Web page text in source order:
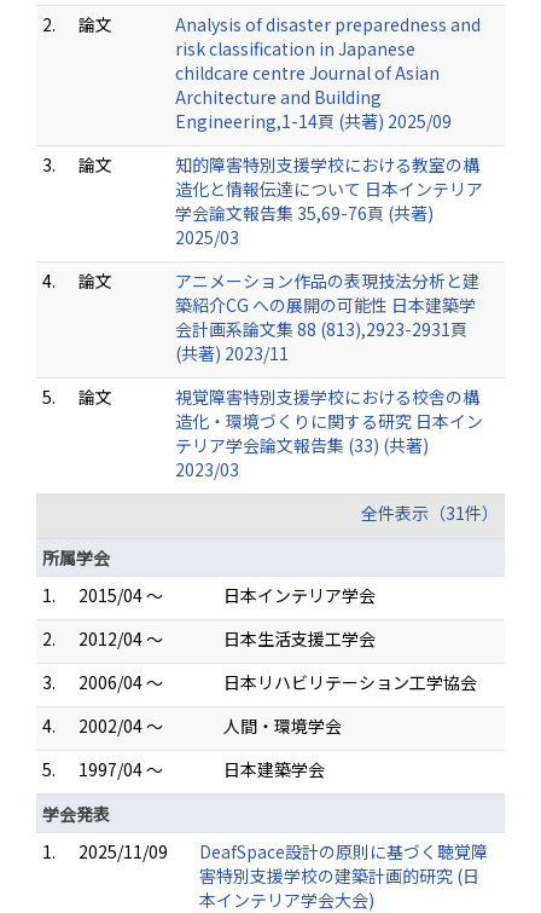
2.
論文
Analysis of disaster preparedness and
risk classification in Japanese
childcare centre Journal of Asian
Architecture and Building
Engineering,1-14頁 (共著) 2025/09
3.
論文
知的障害特別支援学校における教室の構
造化と情報伝達について 日本インテリア
学会論文報告集 35,69-76頁 (共著)
2025/03
4.
論文
アニメーション作品の表現技法分析と建
築紹介CG への展開の可能性 日本建築学
会計画系論文集 88 (813),2923-2931頁
(共著) 2023/11
5.
論文
視覚障害特別支援学校における校舎の構
造化・環境づくりに関する研究 日本イン
テリア学会論文報告集 (33) (共著)
2023/03
全件表示（31件）
所属学会
1.
2015/04 ～
日本インテリア学会
2.
2012/04 ～
日本生活支援工学会
3.
2006/04 ～
日本リハビリテーション工学協会
4.
2002/04 ～
人間・環境学会
5.
1997/04 ～
日本建築学会
学会発表
1.
2025/11/09
DeafSpace設計の原則に基づく聴覚障
害特別支援学校の建築計画的研究 (日
本インテリア学会大会)